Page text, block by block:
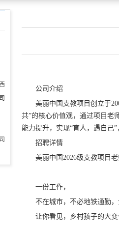
公司介绍
美丽中国支教项目创立于
共”的核心价值观，通过项目老
能力提升，实现“育人，遇自己
招聘详情
美丽中国2026级支教项目
一份工作，
不在城市，不必地铁通勤
让你看见，乡村孩子的大